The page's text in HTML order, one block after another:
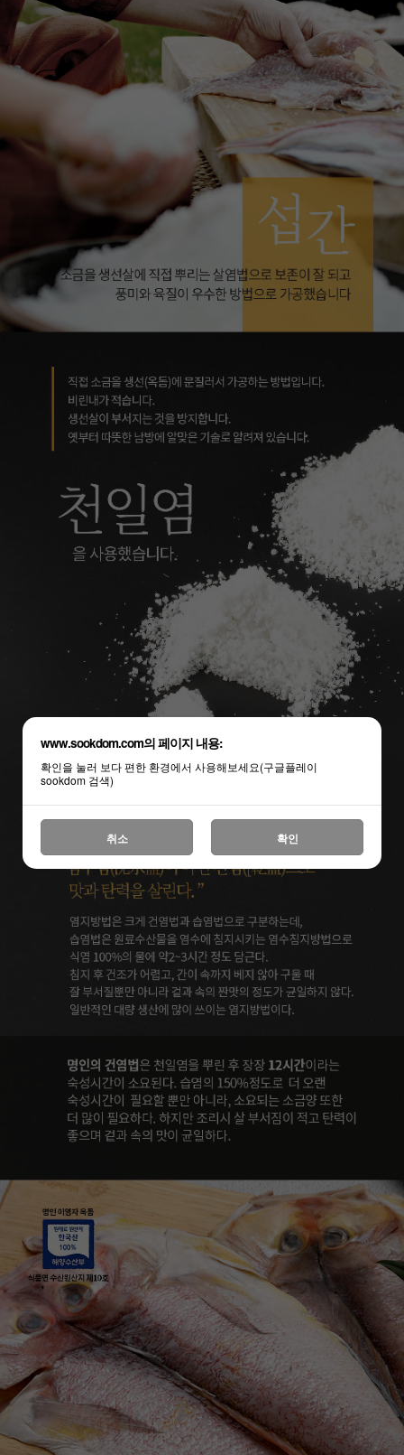
www.sookdom.com의 페이지 내용:
확인을 눌러 보다 편한 환경에서 사용해보세요(구글플레이
sookdom 검색)
취소 확인